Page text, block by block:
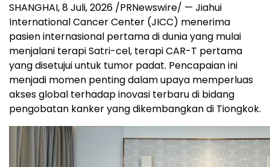
SHANGHAI,8 Juli, 2026 /PRNewswire/ — Jiahui
International Cancer Center (JICC) menerima
pasien internasional pertama di dunia yang mulai
menjalani terapi Satri-cel, terapi CAR-T pertama
yang disetujui untuk tumor padat. Pencapaian ini
menjadi momen penting dalam upaya memperluas
akses global terhadap inovasi terbaru di bidang
pengobatan kanker yang dikembangkan di Tiongkok.